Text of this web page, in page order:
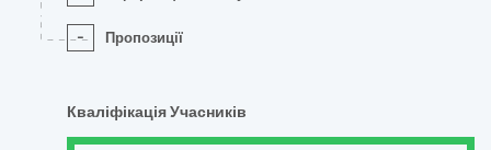
- Пропозиції
Кваліфікація Учасників